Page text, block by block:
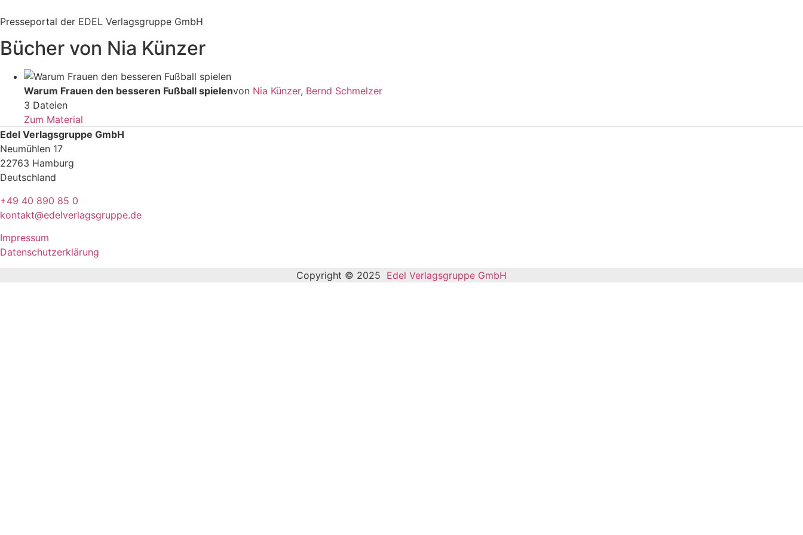
Inhalt
Presseportal der EDEL Verlagsgruppe GmbH
Bücher von Nia Künzer
Warum Frauen den besseren Fußball spielenvon Nia Künzer, Bernd Schmelzer
3 Dateien
Zum Material
Edel Verlagsgruppe GmbH
Neumühlen 17
22763 Hamburg
Deutschland
+49 40 890 85 0
kontakt@edelverlagsgruppe.de
Impressum
Datenschutzerklärung
Copyright © 2025 Edel Verlagsgruppe GmbH